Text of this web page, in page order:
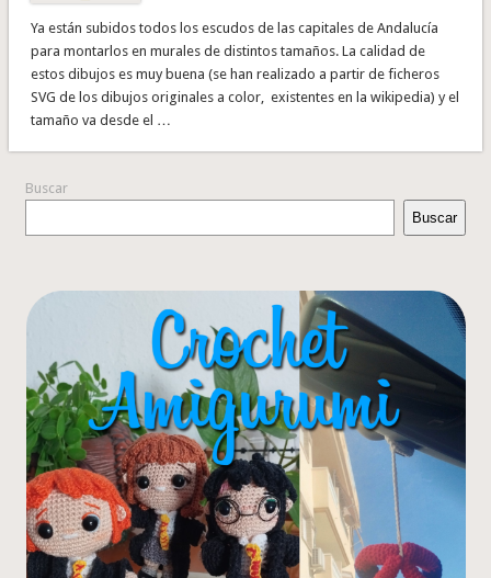
Ya están subidos todos los escudos de las capitales de Andalucía
para montarlos en murales de distintos tamaños. La calidad de
estos dibujos es muy buena (se han realizado a partir de ficheros
SVG de los dibujos originales a color, existentes en la wikipedia) y el
tamaño va desde el …
Buscar
Buscar